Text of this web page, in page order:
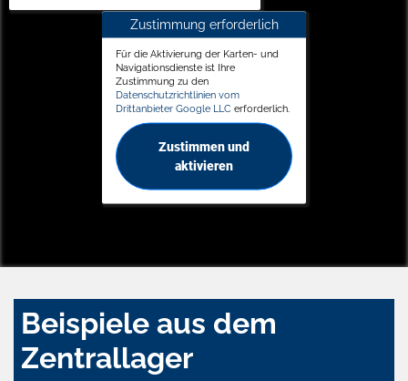
Zustimmung erforderlich
Für die Aktivierung der Karten- und
Navigationsdienste ist Ihre
Zustimmung zu den
Datenschutzrichtlinien vom
Drittanbieter Google LLC erforderlich.
Zustimmen und
aktivieren
Beispiele aus dem
Zentrallager